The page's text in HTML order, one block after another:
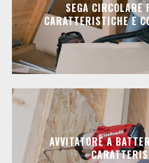
SEGA CIRCOLARE
CARATTERISTICHE E
AVVITATORE A